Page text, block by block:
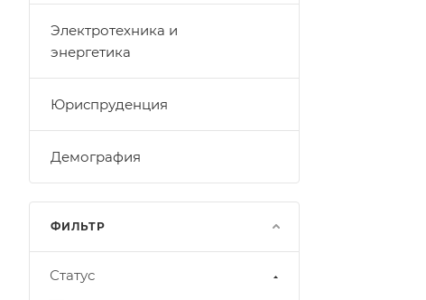
Электротехника и
энергетика
Юриспруденция
Демография
ФИЛЬТР
Статус